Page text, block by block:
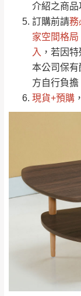
介紹之商品
訂購前請務
家空間格局
入 ，若因
本公司保
方自行負擔
現貨+預購
新竹
新北
接單後
電話聯
（線上
下單
現貨
（洽
地區
配送範圍：
苗栗
地型限
法搬運
保有出
保護
服務
費用
因大型